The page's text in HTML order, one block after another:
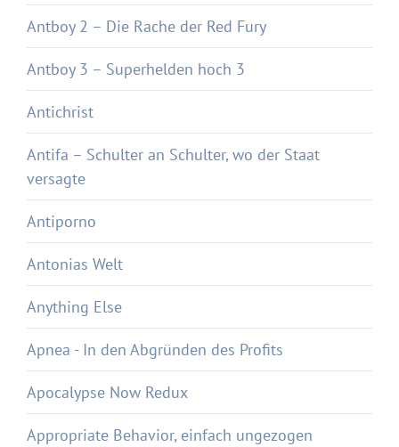
Antboy 2 – Die Rache der Red Fury
Antboy 3 – Superhelden hoch 3
Antichrist
Antifa – Schulter an Schulter, wo der Staat
versagte
Antiporno
Antonias Welt
Anything Else
Apnea - In den Abgründen des Profits
Apocalypse Now Redux
Appropriate Behavior, einfach ungezogen